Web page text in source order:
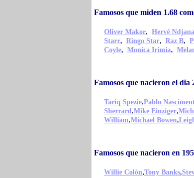
Famosos que miden 1.68
Oliver Makor, Hervé Ndjana
Starr, Ringo Star, Raz B,
Coyle, Monica Irimia,
Famosos que nacieron el
Tariq Spezie,Pablo
Sherrard,Mike Einziger,
William,Michael Bowen,
Famosos que nacieron en
Willie Colón,Tony Banks,